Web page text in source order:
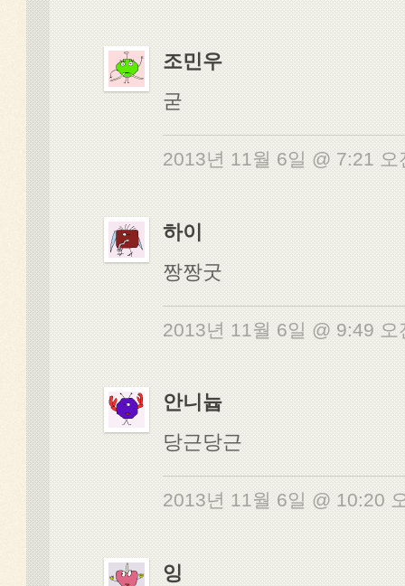
조민우
굳
2013년 11월 6일 @ 7:21
하이
짱짱굿
2013년 11월 6일 @ 9:49
안니늅
당근당근
2013년 11월 6일 @ 10:20
잉